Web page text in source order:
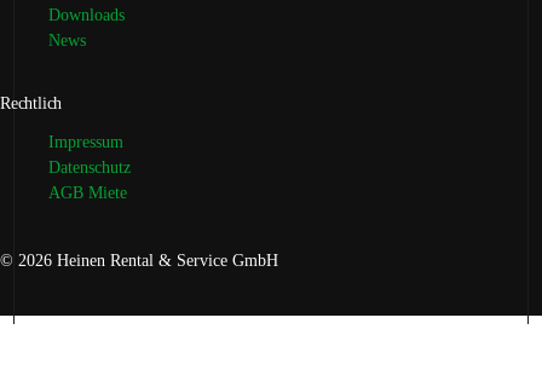
Downloads
News
Rechtlich
Impressum
Datenschutz
AGB Miete
© 2026 Heinen Rental & Service GmbH